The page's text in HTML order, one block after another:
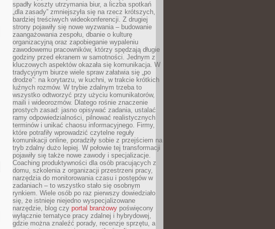
spadły koszty utrzymania biur, a liczba spotkań
„dla zasady” zmniejszyła się na rzecz krótszych,
bardziej treściwych wideokonferencji. Z drugiej
strony pojawiły się nowe wyzwania – budowanie
zaangażowania zespołu, dbanie o kulturę
organizacyjną oraz zapobieganie wypaleniu
zawodowemu pracowników, którzy spędzają długie
godziny przed ekranem w samotności. Jednym z
kluczowych aspektów okazała się komunikacja. W
tradycyjnym biurze wiele spraw załatwia się „po
drodze”: na korytarzu, w kuchni, w trakcie krótkich
luźnych rozmów. W trybie zdalnym trzeba to
wszystko odtworzyć przy użyciu komunikatorów,
maili i wideorozmów. Dlatego rośnie znaczenie
prostych zasad: jasno opisywać zadania, ustalać
ramy odpowiedzialności, pilnować realistycznych
terminów i unikać chaosu informacyjnego. Firmy,
które potrafiły wprowadzić czytelne reguły
komunikacji online, poradziły sobie z przejściem na
tryb zdalny dużo lepiej. W połowie tej transformacji
pojawiły się także nowe zawody i specjalizacje.
Coaching produktywności dla osób pracujących z
domu, szkolenia z organizacji przestrzeni pracy,
narzędzia do monitorowania czasu i postępów w
zadaniach – to wszystko stało się osobnym
rynkiem. Wiele osób po raz pierwszy dowiedziało
się, że istnieje niejedno wyspecjalizowane
narzędzie, blog czy portal branżowy poświęcony
wyłącznie tematyce pracy zdalnej i hybrydowej,
gdzie można znaleźć porady, recenzje sprzętu, a